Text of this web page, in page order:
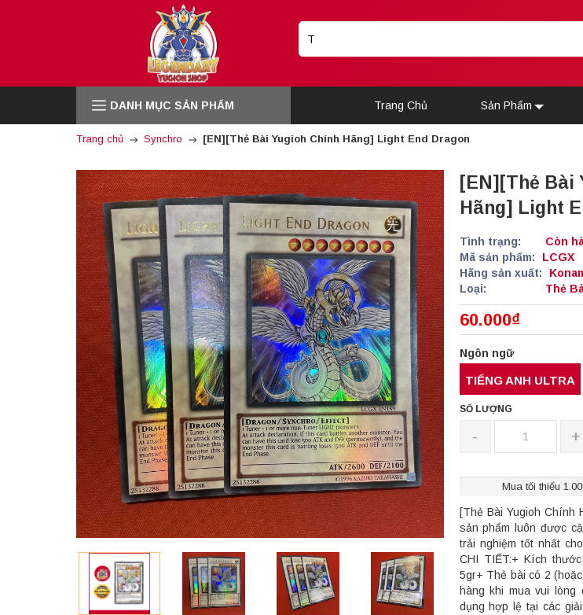
DANH MỤC SẢN PHẨM Trang Chủ Sản Phẩm
Trang chủ Synchro [EN][Thẻ Bài Yugioh Chính Hãng] Light End Dragon
[EN][Thẻ Bài
Hãng] Light
Tình trạng:
Còn
Mã sản phẩm:
LCGX
Hãng sản xuất:
Loại:
Thẻ
60.000₫
Ngôn ngữ
TIẾNG ANH ULTRA
SỐ LƯỢNG
- +
Mua tối thiểu
[Thẻ Bài Yugioh Chính
sản phẩm luôn được
trải nghiệm tốt nhất
CHI TIẾT:+ Kích
5gr+ Thẻ bài có 2
hàng khi mua vui
dụng hợp lệ tại các